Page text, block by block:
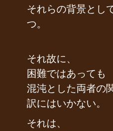
それらの背景とし
つ。
それ故に、
困難ではあっても
混沌とした両者の
訳にはいかない。
それは、